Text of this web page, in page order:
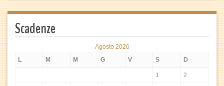
Scadenze
Agosto 2026
L
M M G V S D
1 2